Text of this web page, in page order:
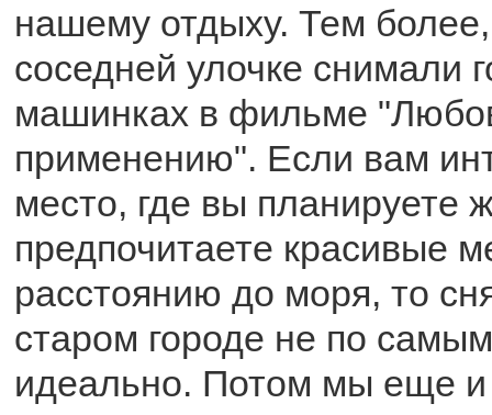
нашему отдыху. Тем
соседней улочке снимали
машинках в фильме
применению". Если вам
место, где вы планируете
предпочитаете красивые
расстоянию до моря, то
старом городе не по
идеально. Потом мы еще и